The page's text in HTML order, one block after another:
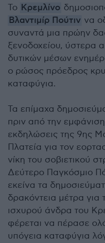
Το Κρεμλίνο
Βλαντιμίρ Πούτιν να
συναντά μια πρώην
ξενοδοχείου, ύστερα
δυτικών μέσων
ο ρώσος πρόεδρος
καταφύγια.
Τα επίμαχα
πριν από την
εκδηλώσεις της 9ης
Πλατεία για τον
νίκη του σοβιετικού
Δεύτερο Παγκόσμιο
εκείνα τα
δρακόντεια μέτρα για
ισχυρού άνδρα του
φέρεται να πέρασε
υπόγεια καταφύγια